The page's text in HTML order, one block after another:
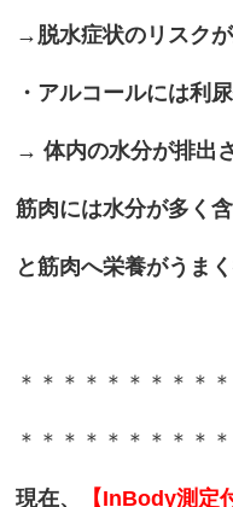
→脱水症状のリスクが
・アルコールには利
→ 体内の水分が排出
筋肉には水分が多く
と筋肉へ栄養がうま
＊＊＊＊＊＊＊＊＊
＊＊＊＊＊＊＊＊＊
現在、 【InBody測定